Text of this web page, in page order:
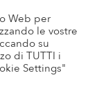
Web per
le vostre
su
di TUTTI i
Settings"